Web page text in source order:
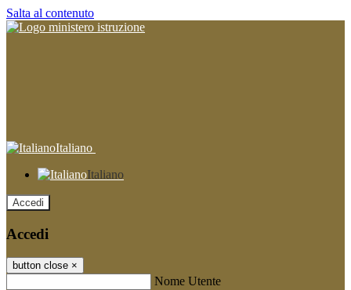
Salta al contenuto
Italiano
Italiano
Accedi
Accedi
button close ×
Nome Utente